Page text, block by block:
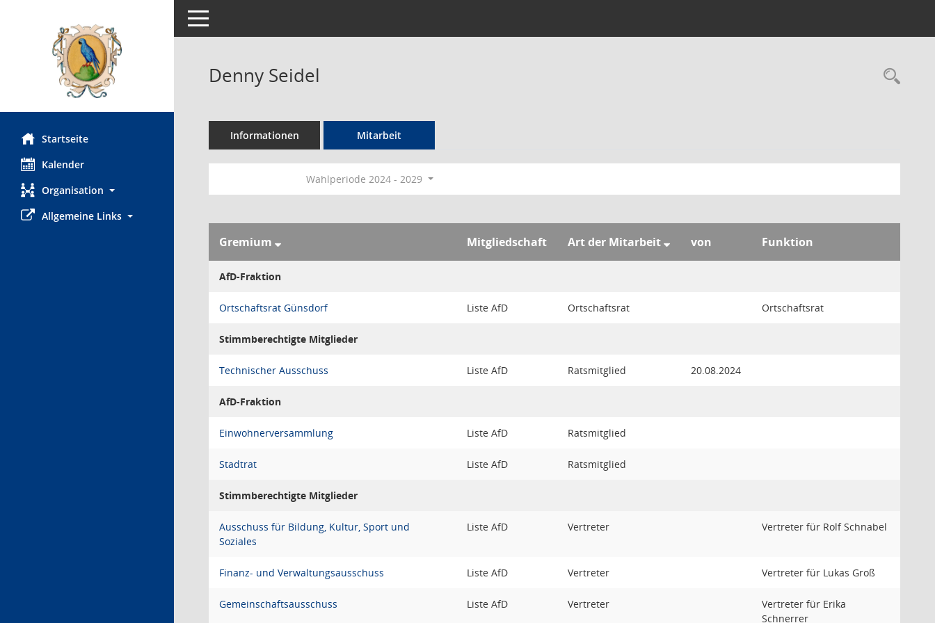
Startseite
Kalender
Organisation
Allgemeine Links
Toggle navigation
Denny Seidel
Informationen Mitarbeit
Wahlperiode 2024 - 2029
Gremium Mitgliedschaft Art der Mitarbeit von Funktion
AfD-Fraktion
Ortschaftsrat Günsdorf Liste AfD Ortschaftsrat Ortschaftsrat
Stimmberechtigte Mitglieder
Technischer Ausschuss Liste AfD Ratsmitglied 20.08.2024
AfD-Fraktion
Einwohnerversammlung Liste AfD Ratsmitglied
Stadtrat Liste AfD Ratsmitglied
Stimmberechtigte Mitglieder
Ausschuss für Bildung, Kultur, Sport und
Soziales
Liste AfD Vertreter Vertreter für Rolf Schnabel
Finanz- und Verwaltungsausschuss Liste AfD Vertreter Vertreter für Lukas Groß
Gemeinschaftsausschuss Liste AfD Vertreter
Vertreter für Erika
Schnerrer